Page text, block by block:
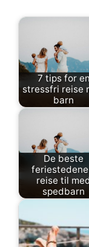
7 tips for en
stressfri reise
barn
De beste
reise til
spedbarn